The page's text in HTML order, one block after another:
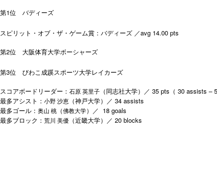
第1位 バディーズ
スピリット・オブ・ザ・ゲーム賞： バディーズ ／avg 14.00 pts
第2位 大阪体育大学ボーシャーズ
第3位 びわこ成蹊スポーツ大学レイカーズ
スコアボードリーダー： 石原 英里子 （同志社大学） ／ 35 pts （ 30 assists –5
最多アシスト： 小野 沙恵 （神戸大学） ／ 34 assists
最多ゴール： 奥山 桃 （佛教大学）／ 18 goals
最多ブロック： 荒川 美優 （近畿大学）／ 20 blocks